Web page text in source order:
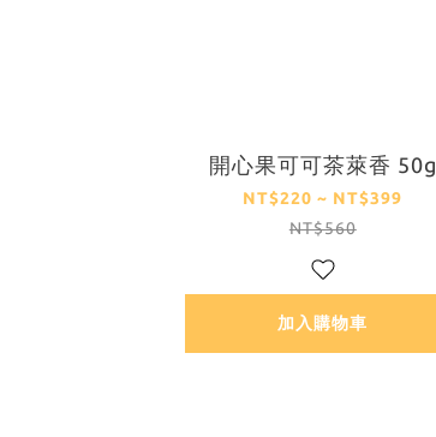
開心果可可茶萊香 50g
NT$220 ~ NT$399
NT$560
加入購物車